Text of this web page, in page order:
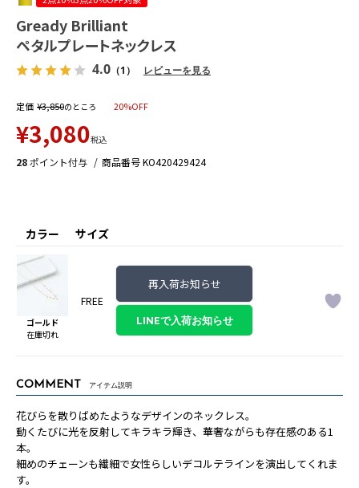
Gready Brilliant
ペタルプレートネックレス
4.0 （1） レビューを見る
定価 ¥3,850のところ 20%OFF
¥3,080税込
28ポイント付与 商品番号KO420429424
サイズ
カラー
ゴールド
在庫切れ
FREE
再入荷お知らせ
COMMENT アイテム説明
花びらを散りばめたようなデザインのネックレス。
動くたびに光を反射してキラキラ輝き、華奢ながらも存在感のある1
本。
細めのチェーンも繊細で女性らしいデコルテラインを演出してくれま
す。